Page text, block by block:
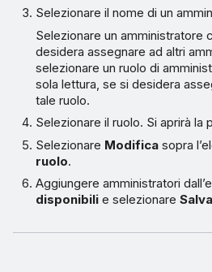
Selezionare il nome di un
Selezionare un amministratore
desidera assegnare ad altri
selezionare un ruolo di
sola lettura, se si desidera
tale ruolo.
Selezionare il ruolo. Si aprirà la
Selezionare Modifica sopra
ruolo.
Aggiungere amministratori
disponibili e selezionareSalva